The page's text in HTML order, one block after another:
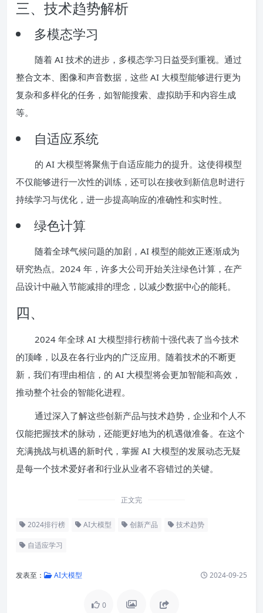
三、技术趋势解析
多模态学习
随着 AI 技术的进步，多模态学习日益受到重视。通过
整合文本、图像和声音数据，这些 AI 大模型能够进行更为
复杂和多样化的任务，如智能搜索、虚拟助手和内容生成
等。
自适应系统
的 AI 大模型将聚焦于自适应能力的提升。这使得模型
不仅能够进行一次性的训练，还可以在接收到新信息时进行
持续学习与优化，进一步提高响应的准确性和实时性。
绿色计算
随着全球气候问题的加剧，AI 模型的能效正逐渐成为
研究热点。2024 年，许多大公司开始关注绿色计算，在产
品设计中融入节能减排的理念，以减少数据中心的能耗。
四、
2024 年全球 AI 大模型排行榜前十强代表了当今技术
的顶峰，以及在各行业内的广泛应用。随着技术的不断更
新，我们有理由相信，的 AI 大模型将会更加智能和高效，
推动整个社会的智能化进程。
通过深入了解这些创新产品与技术趋势，企业和个人不
仅能把握技术的脉动，还能更好地为的机遇做准备。在这个
充满挑战与机遇的新时代，掌握 AI 大模型的发展动态无疑
是每一个技术爱好者和行业从业者不容错过的关键。
正文完
2024排行榜 AI大模型 创新产品 技术趋势
自适应学习
发表至： AI大模型 2024-09-25
0